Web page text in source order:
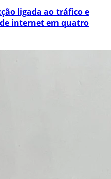
ligada ao tráfico e
internet em quatro